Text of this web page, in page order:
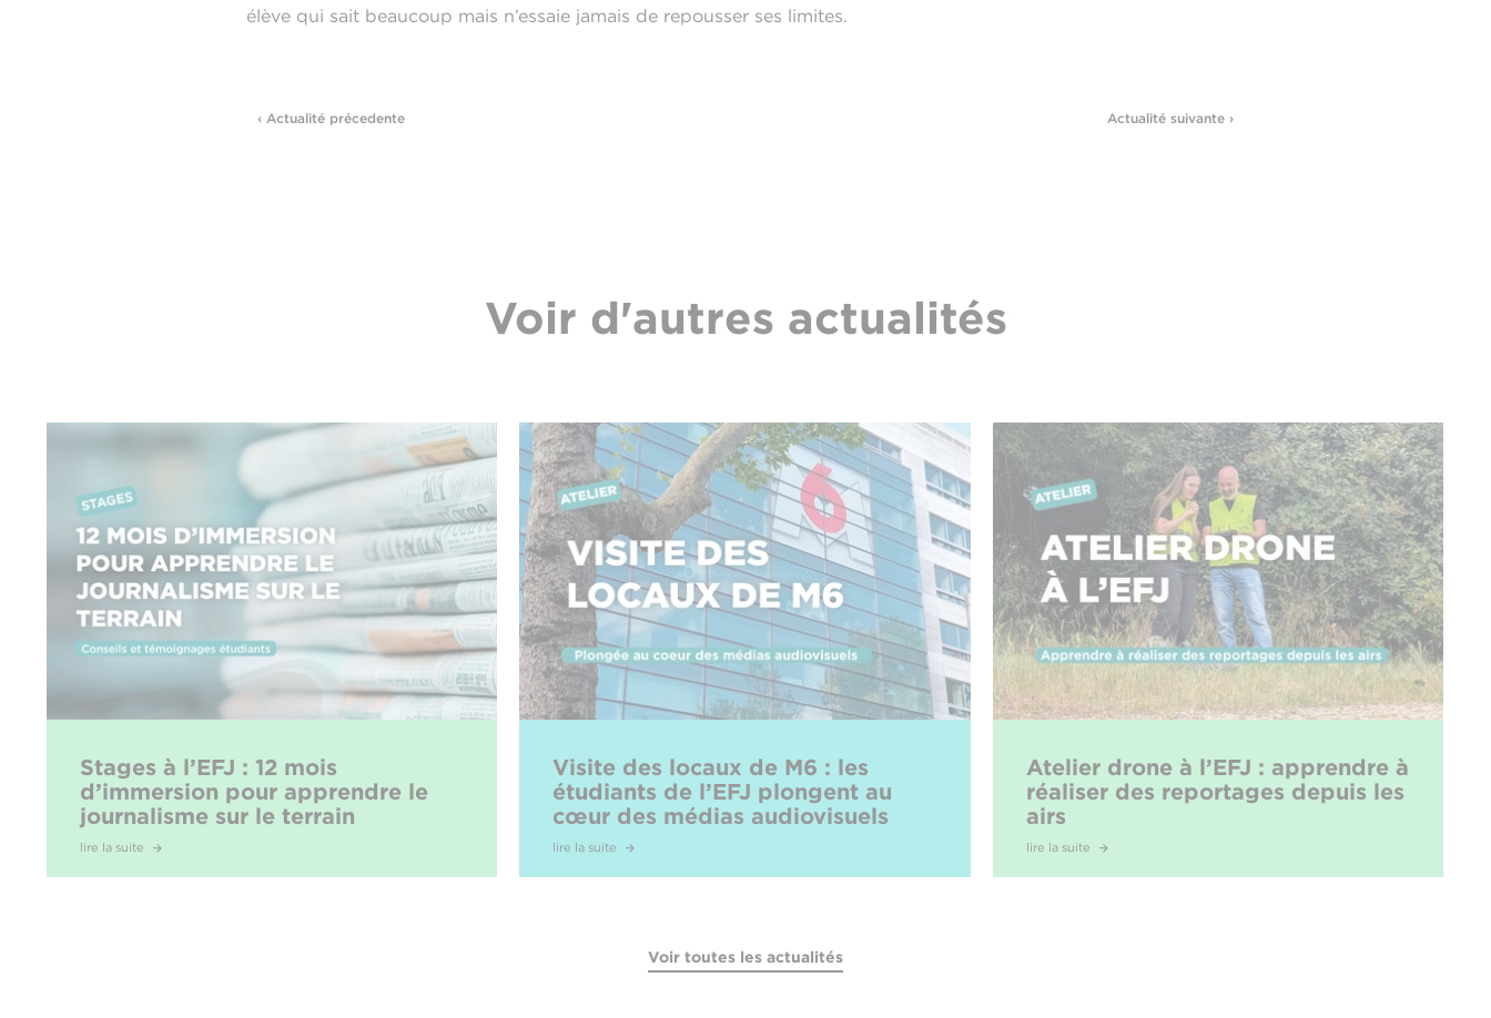
élève qui sait beaucoup mais n’essaie jamais de repousser ses limites.
‹ Actualité précedente Actualité suivante ›
Voir d'autres actualités
Stages à l’EFJ : 12 mois
d’immersion pour apprendre le
journalisme sur le terrain
lire la suite
Visite des locaux de M6 : les
étudiants de l’EFJ plongent au
cœur des médias audiovisuels
lire la suite
Atelier drone à l’EFJ : apprendre à
réaliser des reportages depuis les
airs
lire la suite
Voir toutes les actualités